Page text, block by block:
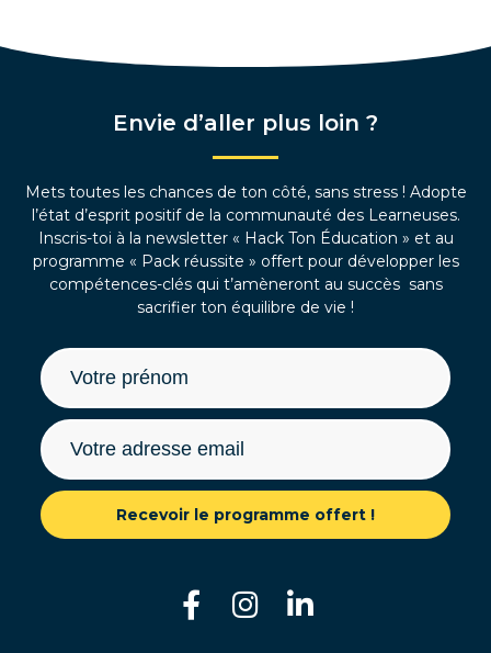
Envie d’aller plus loin ?
Mets toutes les chances de ton côté, sans stress ! Adopte
l’état d’esprit positif de la communauté des Learneuses.
Inscris-toi à la newsletter « Hack Ton Éducation » et au
programme « Pack réussite » offert pour développer les
compétences-clés qui t’amèneront au succès sans
sacrifier ton équilibre de vie !
Recevoir le programme offert !